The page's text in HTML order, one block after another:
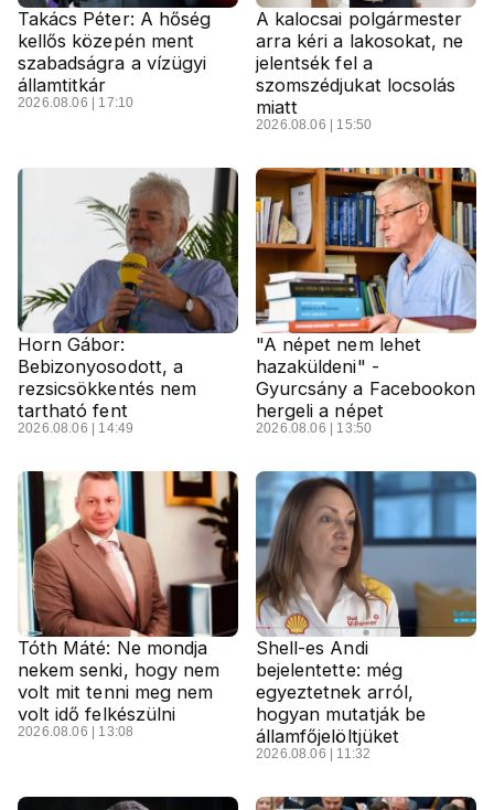
Takács Péter: A hőség
kellős közepén ment
szabadságra a vízügyi
államtitkár
2026.08.06 | 17:10
A kalocsai polgármester
arra kéri a lakosokat, ne
jelentsék fel a
szomszédjukat locsolás
miatt
2026.08.06 | 15:50
Horn Gábor:
Bebizonyosodott, a
rezsicsökkentés nem
tartható fent
2026.08.06 | 14:49
"A népet nem lehet
hazaküldeni" -
Gyurcsány a Facebookon
hergeli a népet
2026.08.06 | 13:50
Tóth Máté: Ne mondja
nekem senki, hogy nem
volt mit tenni meg nem
volt idő felkészülni
2026.08.06 | 13:08
Shell-es Andi
bejelentette: még
egyeztetnek arról,
hogyan mutatják be
államfőjelöltjüket
2026.08.06 | 11:32